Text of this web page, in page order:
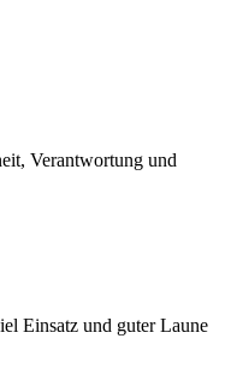
Verantwortung und
Einsatz und guter Laune